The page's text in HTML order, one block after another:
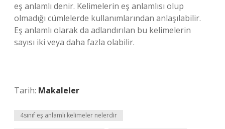
eş anlamlı denir. Kelimelerin eş anlamlısı olup
olmadığı cümlelerde kullanımlarından anlaşılabilir.
Eş anlamlı olarak da adlandırılan bu kelimelerin
sayısı iki veya daha fazla olabilir.
Tarih: Makaleler
4sınıf eş anlamlı kelimeler nelerdir